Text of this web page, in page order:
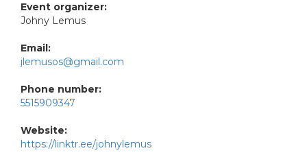
Event organizer:
Johny Lemus
Email:
jlemusos@gmail.com
Phone number:
5515909347
Website:
https://linktr.ee/johnylemus